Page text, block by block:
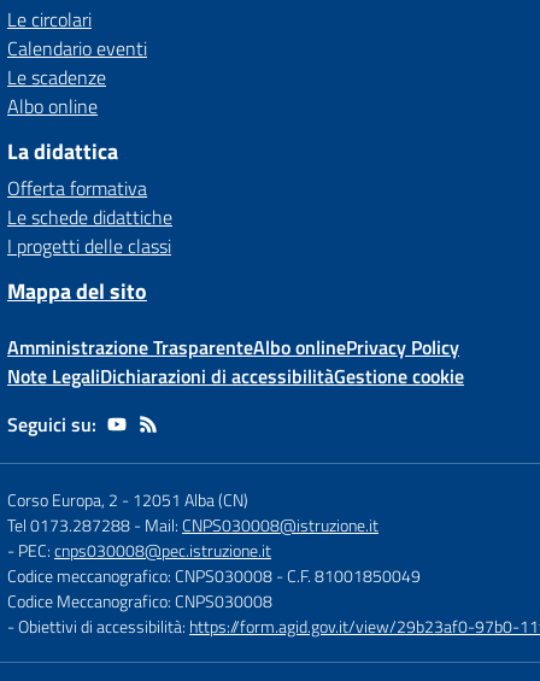
Le circolari
Calendario eventi
Le scadenze
Albo online
La didattica
Offerta formativa
Le schede didattiche
I progetti delle classi
Mappa del sito
Amministrazione TrasparenteAlbo onlinePrivacy Policy
Note LegaliDichiarazioni di accessibilitàGestione cookie
Seguici su:
Corso Europa, 2 -12051 Alba (CN)
Tel 0173.287288- Mail:CNPS030008@istruzione.it
- PEC:cnps030008@pec.istruzione.it
Codice meccanografico: CNPS030008- C.F. 81001850049
Codice Meccanografico: CNPS030008
- Obiettivi di accessibilità: https://form.agid.gov.it/view/29b23af0-97b0-